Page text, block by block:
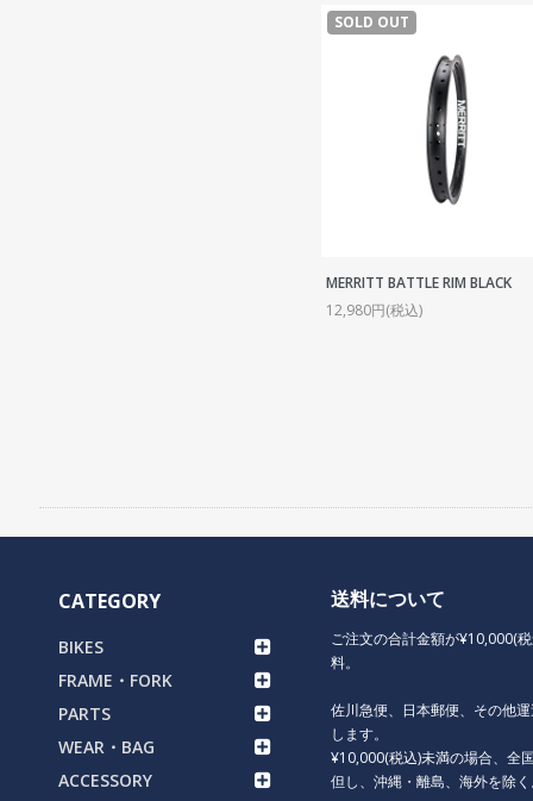
MERRITT BATTLE RIM BLACK
12,980円(税込)
SOLD OUT
CATEGORY
BIKES
FRAME・FORK
PARTS
WEAR・BAG
ACCESSORY
送料について
ご注文の合計金額が¥10,000(
料。
佐川急便、日本郵便、その他
します。
¥10,000(税込)未満の場合、全
但し、沖縄・離島、海外を除